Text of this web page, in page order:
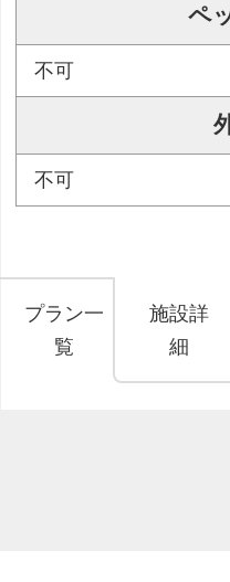
ペ
不可
不可
プラン一
覧
施設詳
細